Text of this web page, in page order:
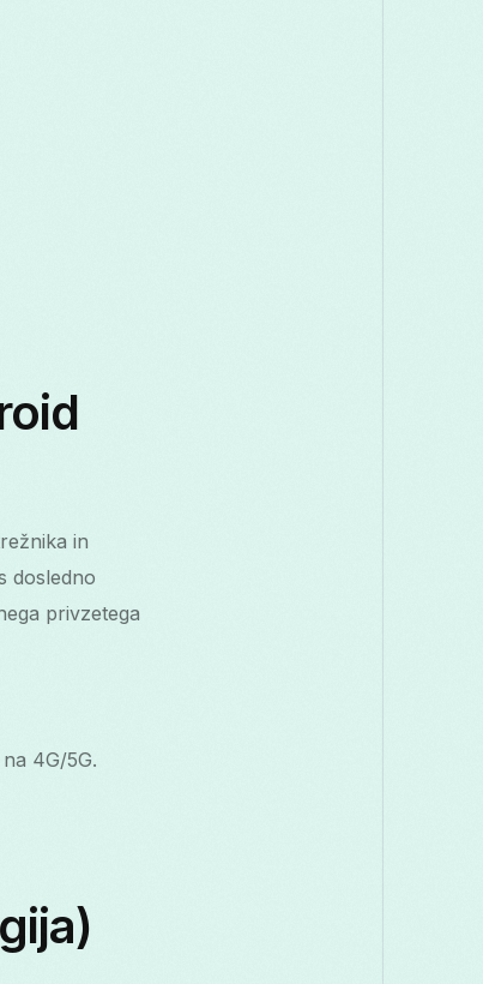
in
dosledno
privzetega
4G/5G.